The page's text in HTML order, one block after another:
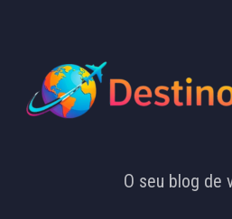
O seu blog de